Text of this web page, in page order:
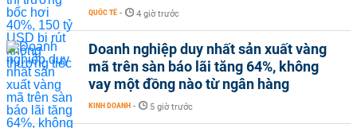
QUỐC TẾ - 4 giờ trước
Doanh nghiệp duy nhất sản xuất vàng
mã trên sàn báo lãi tăng 64%, không
vay một đồng nào từ ngân hàng
KINH DOANH - 5 giờ trước